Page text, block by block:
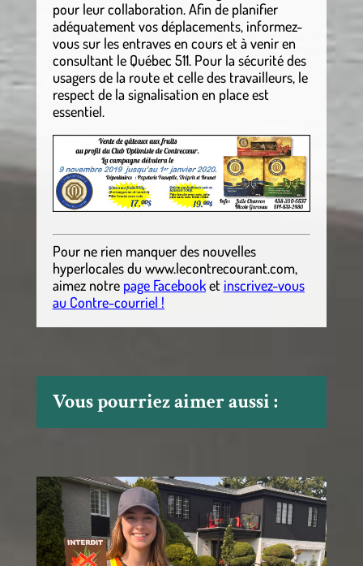
pour leur collaboration. Afin de planifier
adéquatement vos déplacements, informez-
vous sur les entraves en cours et à venir en
consultant le Québec 511. Pour la sécurité des
usagers de la route et celle des travailleurs, le
respect de la signalisation en place est
essentiel.
Pour ne rien manquer des nouvelles
hyperlocalesdu www.lecontrecourant.com,
aimez notre page Facebooket inscrivez-vous
au Contre-courriel !
Vous pourriez aimer aussi :